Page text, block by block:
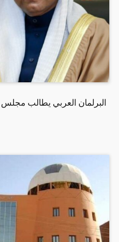
البرلمان العربي يطالب